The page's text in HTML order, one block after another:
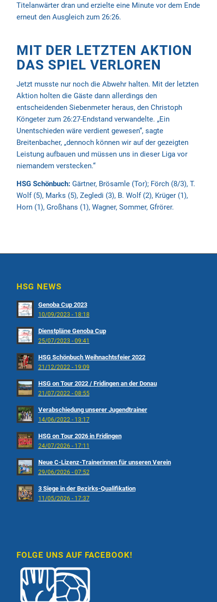
Titelanwärter dran und erzielte eine Minute vor dem Ende
erneut den Ausgleich zum 26:26.
MIT DER LETZTEN AKTION
DAS SPIEL VERLOREN
Jetzt musste nur noch die Abwehr halten. Mit der letzten
Aktion holten die Gäste dann allerdings den
entscheidenden Siebenmeter heraus, den Christoph
Köngeter zum 26:27-Endstand verwandelte. „Ein
Unentschieden wäre verdient gewesen“, sagte
Breitenbacher, „dennoch können wir auf der gezeigten
Leistung aufbauen und müssen uns in dieser Liga vor
niemandem verstecken.“
HSG Schönbuch: Gärtner, Brösamle (Tor); Förch (8/3), T.
Wolf (5), Marks (5), Zegledi (3), B. Wolf (2), Krüger (1),
Horn (1), Großhans (1), Wagner, Sommer, Gfrörer.
HSG NEWS
Genoba Cup 2023
10/09/2023 - 18:18
Dienstpläne Genoba Cup
25/07/2023 - 09:41
HSG Schönbuch Weihnachtsfeier 2022
21/12/2022 - 19:09
HSG on Tour 2022 / Fridingen an der Donau
21/07/2022 - 08:55
Verabschiedung unserer Jugendtrainer
14/06/2022 - 13:17
HSG on Tour 2026 in Fridingen
24/07/2026 - 17:11
Neue C-Lizenz-Trainerinnen für unseren Verein
29/06/2026 - 07:52
3 Siege in der Bezirks-Qualifikation
11/05/2026 - 17:37
FOLGE UNS AUF FACEBOOK!